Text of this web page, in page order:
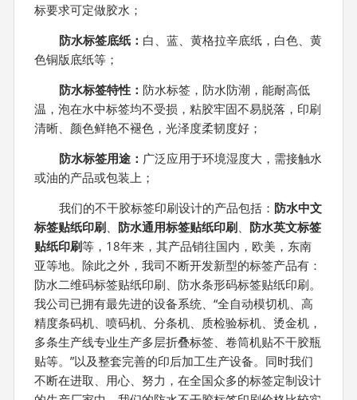
标要求可定做胶水；
防水标签底纸： 白、蓝、黄格拉辛底纸，白色、黄
色铜版底纸等；
防水标签特性： 防水标签，防水防潮，能耐高低
温，泡在水中标签均不受损，粘胶牢固不易脱落，印刷
清晰、颜色鲜艳不褪色，光泽度柔韧度好；
防水标签用途： 广泛应用于环境湿度大，需接触水
或油的产品或包装上；
我们的不干胶标签印刷设计的产品包括： 防水中文
标签贴纸印刷、 防水通用标签贴纸印刷、 防水英文标签
贴纸印刷等，18年来，其产品销往国内，欧美，东南
亚等地。除此之外，我司不断开发新型的标签产品有：
防水二维码标签贴纸印刷、防水条形码标签贴纸印刷。
我公司已拥有最先进的设备系统、“全自动模切机、高
精度条码机、喷码机、分条机、质检验标机、烫金机，
多条生产线专业生产多层折叠标签、卷筒机贴不干胶瓶
贴等。”以及整套完善的印后加工生产设备。同时我们
不断在进取、用心、努力，在全国众多的标签定制设计